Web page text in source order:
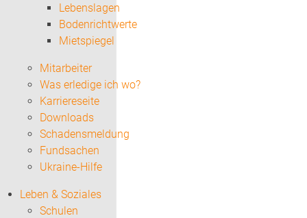
Lebenslagen
Bodenrichtwerte
Mietspiegel
Mitarbeiter
Was erledige ich wo?
Karriereseite
Downloads
Schadensmeldung
Fundsachen
Ukraine-Hilfe
Leben & Soziales
Schulen